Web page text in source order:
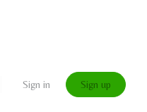
Sign in Sign up